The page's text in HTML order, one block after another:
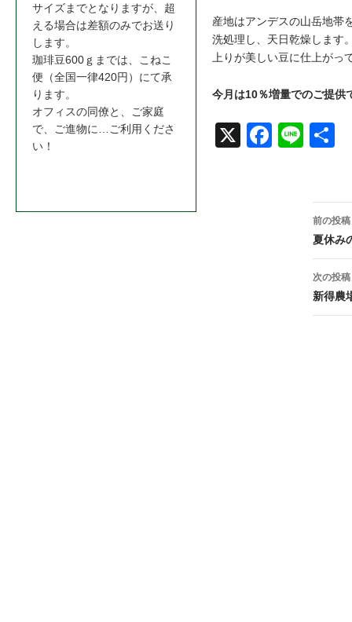
産地はアンデスの山岳地帯
洗処理し、天日乾燥します
上りが美しい豆に仕上が
今月は10％増量でのご提供
Face
Line
投
稿
ナ
ビ
前の投稿
夏休み
次の投稿
新得農
サイズまでとなりますが、超
える場合は差額のみでお送り
します。
珈琲豆600ｇまでは、こねこ
便（全国一律420円）にて承
ります。
オフィスの同僚と、ご家庭
で、ご進物に…ご利用くださ
い！